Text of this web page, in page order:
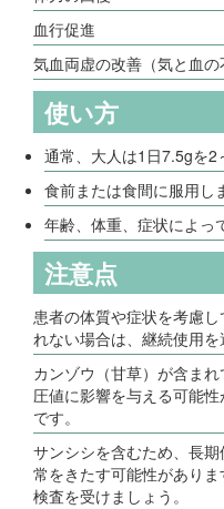
血行促進
気血両虚の改善（気と血の
使い方
通常、大人は1日7.5gを2
食前または食間に服用し
年齢、体重、症状によっ
注意点
患者の体質や症状を考慮
れない場合は、継続使用を
カンゾウ（甘草）が含ま
圧値に影響を与える可能
です。
サンシシを含むため、長
常をきたす可能性があり
検査を受けましょう。